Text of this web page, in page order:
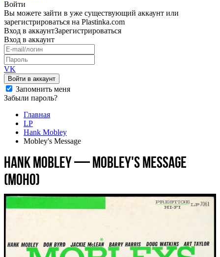
Войти
Вы можете зайти в уже существующий аккаунт или
зарегистрироваться на Plastinka.com
Вход в аккаунтЗарегистрироваться
Вход в аккаунт
VK
Войти в аккаунт
Запомнить меня
Забыли пароль?
Главная
LP
Hank Mobley
Mobley's Message
Hank Mobley — Mobley's Message
(моно)